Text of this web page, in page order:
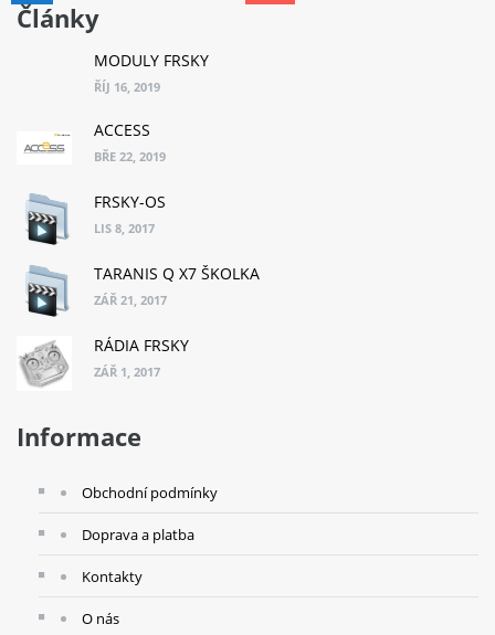
Články
MODULY FRSKY
ŘÍJ 16, 2019
ACCESS
BŘE 22, 2019
FRSKY-OS
LIS 8, 2017
TARANIS Q X7 ŠKOLKA
ZÁŘ 21, 2017
RÁDIA FRSKY
ZÁŘ 1, 2017
Informace
Obchodní podmínky
Doprava a platba
Kontakty
O nás